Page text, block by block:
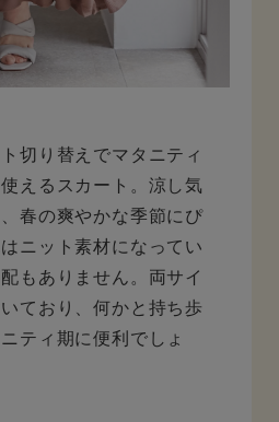
切り替えでマタニティ
えるスカート。涼し気
春の爽やかな季節にぴ
ニット素材になってい
もありません。両サイ
ており、何かと持ち歩
ティ期に便利でしょ